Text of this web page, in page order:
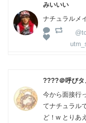
みいいい
ナチュラルメ
????＠呼びタ
今から面接行
てナチュラル
ど！w とりあ